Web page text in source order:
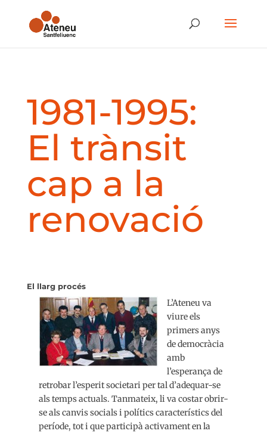
1981-1995:
El trànsit
cap a la
renovació
El llarg procés
L’Ateneu va
viure els
primers anys
de democràcia
amb
l’esperança de
retrobar l’esperit societari per tal d’adequar-se
als temps actuals. Tanmateix, li va costar obrir-
se als canvis socials i polítics característics del
període, tot i que participà activament en la